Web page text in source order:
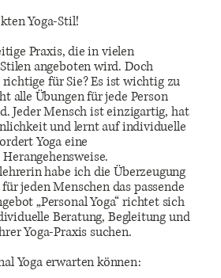
Yoga-Stil!
Praxis, die in vielen
angeboten wird. Doch
für Sie? Es ist wichtig zu
alle Übungen für jede Person
Jeder Mensch ist einzigartig, hat
und lernt auf individuelle
Yoga eine
habe ich die Überzeugung
jeden Menschen das passende
„Personal Yoga“ richtet sich
Beratung, Begleitung und
Yoga-Praxis suchen.
Yoga erwarten können: